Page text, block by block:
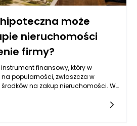
może
nieruchomości
firmy?
finansowy, który w
popularności, zwłaszcza w
na zakup nieruchomości. W